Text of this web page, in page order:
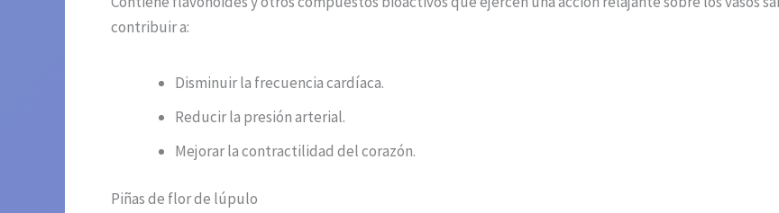
contribuir a:
Disminuir la frecuencia cardíaca.
Reducir la presión arterial.
Mejorar la contractilidad del corazón.
Piñas de flor de lúpulo